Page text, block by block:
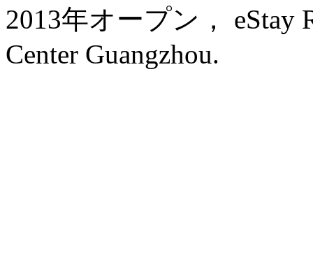
2013年オープン， eStay
Center Guangzhou.